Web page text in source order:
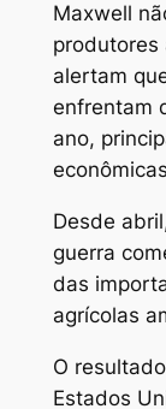
Maxwell
produtores
alertam
enfrentam
ano,
Desde
guerra
das
agrícolas
O
Estados